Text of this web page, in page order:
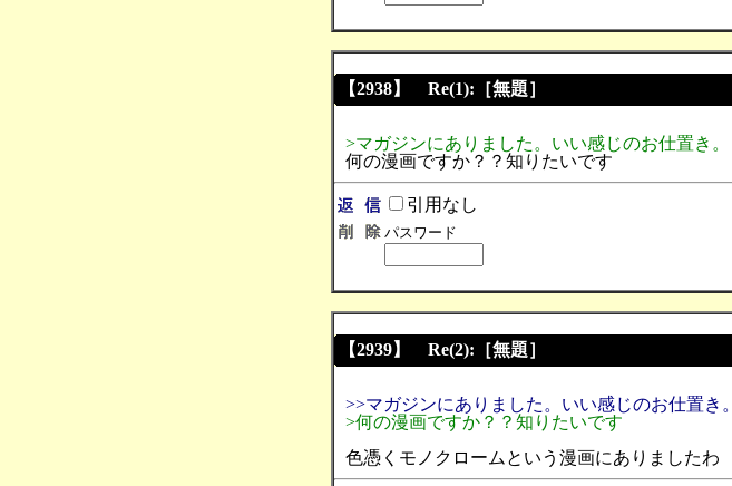
【2938】 Re(1):［無題］
>マガジンにありました。いい感じのお仕置き。
何の漫画ですか？？知りたいです
引用なし
パスワード
【2939】 Re(2):［無題］
>>マガジンにありました。いい感じのお仕置き。
>何の漫画ですか？？知りたいです
色憑くモノクロームという漫画にありましたわ